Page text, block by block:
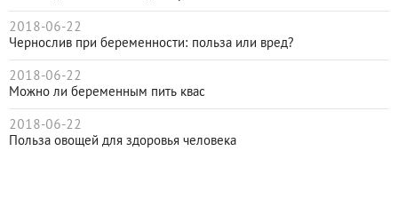
2018-06-22
Чернослив при беременности: польза или вред?
2018-06-22
Можно ли беременным пить квас
2018-06-22
Польза овощей для здоровья человека